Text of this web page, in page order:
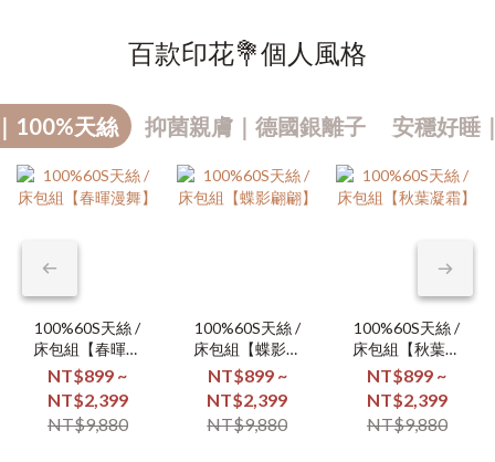
百款印花💐個人風格
100%天絲 抑菌親膚｜德國銀離子 安穩好睡
100%60S天絲 /
床包組【春暉漫
舞】
NT$899 ~
NT$2,399
NT$9,880
100%60S天絲 /
床包組【蝶影翩
翩】
NT$899 ~
NT$2,399
NT$9,880
100%60S天絲 /
床包組【秋葉凝
霜】
NT$899 ~
NT$2,399
NT$9,880